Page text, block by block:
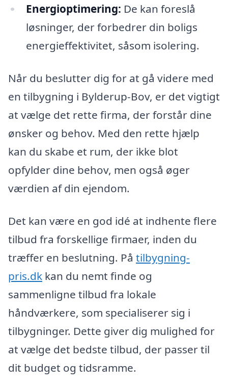
Energioptimering: De kan foreslå
løsninger, der forbedrer din boligs
energieffektivitet, såsom isolering.
Når du beslutter dig for at gå videre med
en tilbygning i Bylderup-Bov, er det vigtigt
at vælge det rette firma, der forstår dine
ønsker og behov. Med den rette hjælp
kan du skabe et rum, der ikke blot
opfylder dine behov, men også øger
værdien af din ejendom.
Det kan være en god idé at indhente flere
tilbud fra forskellige firmaer, inden du
træffer en beslutning. På tilbygning-
pris.dk kan du nemt finde og
sammenligne tilbud fra lokale
håndværkere, som specialiserer sig i
tilbygninger. Dette giver dig mulighed for
at vælge det bedste tilbud, der passer til
dit budget og tidsramme.